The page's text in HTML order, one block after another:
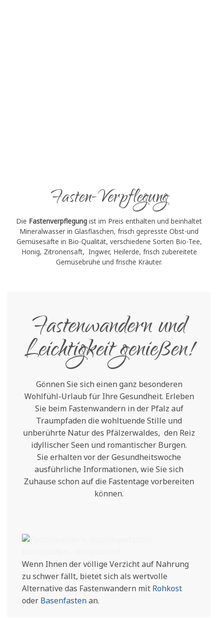
Fasten-Verpflegung
Die Fastenverpflegung ist im Preis enthalten und beinhaltet
Mineralwasser in Glasflaschen, frisch gepresste Obst-und
Gemüsesäfte in Bio-Qualität, verschiedene Sorten Bio-Tee,
Honig, Zitronensaft, Ingwer, Heilerde, frisch zubereitete
Gemüsebrühe und frische Kräuter.
Fastenwandern und
Leichtigkeit genießen!
Gönnen Sie sich einen ganz besonderen
Wohlfühl-Urlaub für Ihre Gesundheit. Erleben
Sie beim Fastenwandern in der Pfalz auf
Traumpfaden die wohltuende Stille und
unberührte Natur des Pfälzerwaldes, den Reiz
idyllischer Seen und romantischer Burgen.
Sie erhalten vor der Gesundheitswoche
ausführliche Informationen, wie Sie sich
Zuhause schon auf die Fastentage vorbereiten
können.
Wenn Ihnen der völlige Verzicht auf Nahrung
zu schwer fällt, bietet sich als wertvolle
Alternative das Fastenwandern mit Rohkost
oder Basenfastenan.